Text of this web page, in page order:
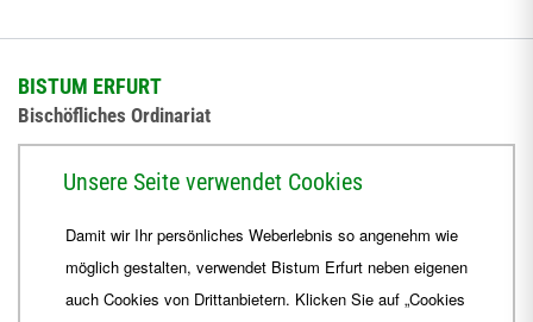
BISTUM ERFURT
Bischöfliches Ordinariat
+49 361 6572-444
ordinariat Bistum-Erfurt.de
Unsere Seite verwendet Cookies
Damit wir Ihr persönliches Weberlebnis so angenehm wie
möglich gestalten, verwendet Bistum Erfurt neben eigenen
auch Cookies von Drittanbietern. Klicken Sie auf „Cookies